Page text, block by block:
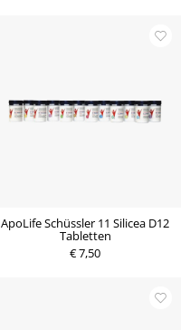
ApoLife Schüssler 11 Silicea D12
Tabletten
€ 7,50